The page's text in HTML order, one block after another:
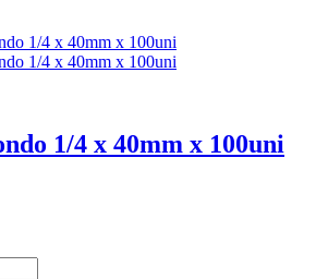
1/4 x 40mm x 100uni